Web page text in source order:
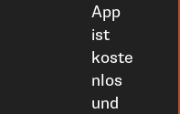
App
ist
koste
nlos
und